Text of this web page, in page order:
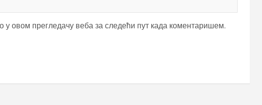
у овом прегледачу веба за следећи пут када коментаришем.